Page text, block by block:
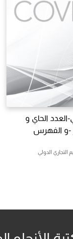
العدد الحاي و
-و الفهرس
التجاري الدولي